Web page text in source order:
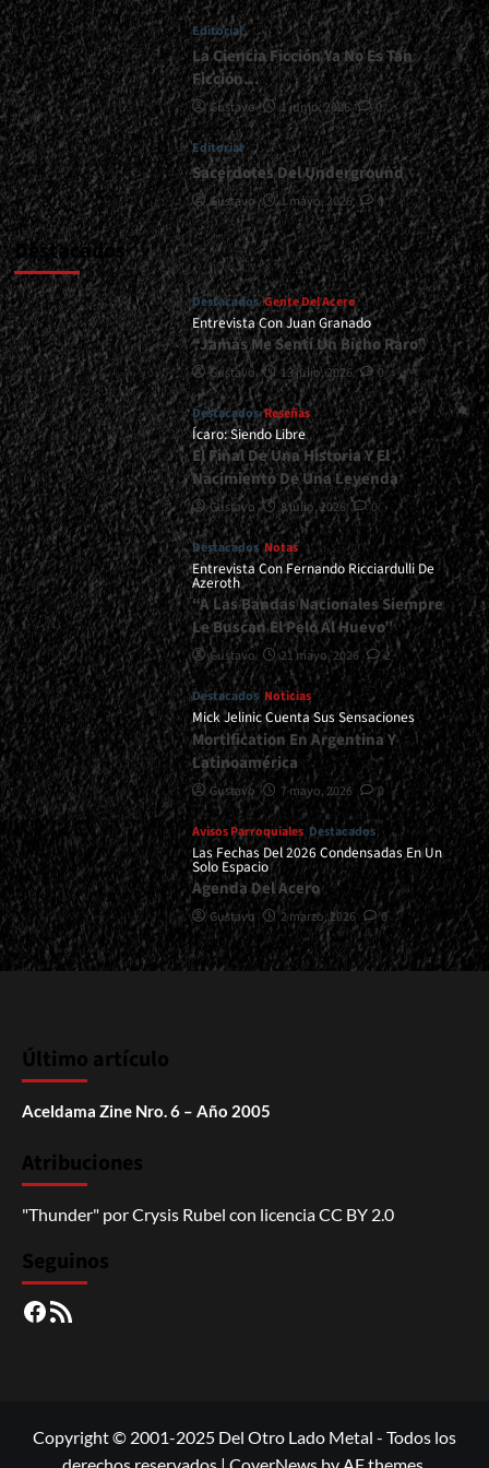
</span>
</small>
<div>Methal
Kyrios
Resiste</div>
Editorial
La Ciencia Ficción Ya No Es Tan
Ficción…
Gustavo 1 junio, 2026 0
Editorial
Sacerdotes Del Underground
Gustavo 1 mayo, 2026 0
Destacados
Destacados Gente Del Acero
Entrevista Con Juan Granado
“Jamás Me Sentí Un Bicho Raro”
Gustavo 13 julio, 2026 0
Destacados Reseñas
Ícaro: Siendo Libre
El Final De Una Historia Y El
Nacimiento De Una Leyenda
Gustavo 8 julio, 2026 0
Destacados Notas
Entrevista Con Fernando Ricciardulli De
Azeroth
“A Las Bandas Nacionales Siempre
Le Buscan El Pelo Al Huevo”
Gustavo 21 mayo, 2026 2
Destacados Noticias
Mick Jelinic Cuenta Sus Sensaciones
Mortification En Argentina Y
Latinoamérica
Gustavo 7 mayo, 2026 0
Avisos Parroquiales Destacados
Las Fechas Del 2026 Condensadas En Un
Solo Espacio
Agenda Del Acero
Gustavo 2 marzo, 2026 0
Último artículo
Aceldama Zine Nro. 6 – Año 2005
Atribuciones
"Thunder" porCrysis Rubel con licenciaCC BY 2.0
Seguinos
Facebook
RSS
Copyright © 2001-2025 Del Otro Lado Metal - Todos los